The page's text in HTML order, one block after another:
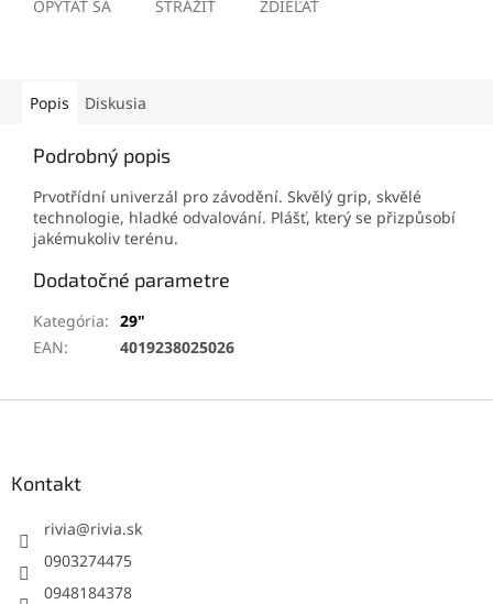
OPÝTAŤ SA STRÁŽIŤ ZDIEĽAŤ
Popis Diskusia
Podrobný popis
Prvotřídní univerzál pro závodění. Skvělý grip, skvělé
technologie, hladké odvalování. Plášť, který se přizpůsobí
jakémukoliv terénu.
Dodatočné parametre
Kategória: 29"
EAN: 4019238025026
Kontakt
rivia@rivia.sk
0903274475
0948184378